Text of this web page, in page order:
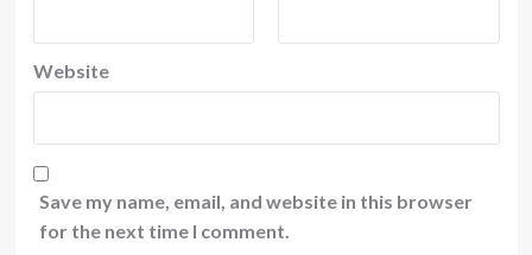
Website
Save my name, email, and website in this browser
for the next time I comment.